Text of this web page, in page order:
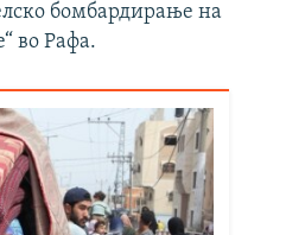
бомбардирање на
во Рафа.